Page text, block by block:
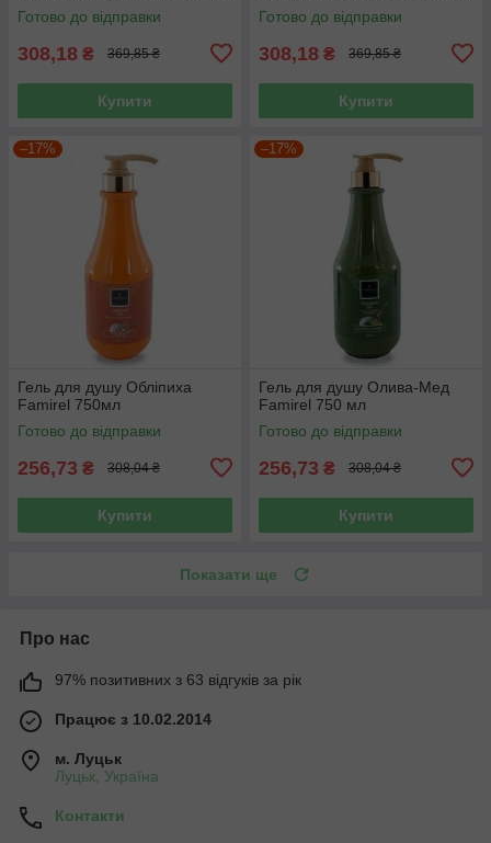
Готово до відправки
308,18 ₴ 369,85 ₴
Купити
Готово до відправки
308,18 ₴ 369,85 ₴
Купити
–17%
Гель для душу Обліпиха
Famirel 750мл
Готово до відправки
256,73 ₴ 308,04 ₴
Купити
–17%
Гель для душу Олива-Мед
Famirel 750 мл
Готово до відправки
256,73 ₴ 308,04 ₴
Купити
Показати ще
Про нас
97% позитивних з 63 відгуків за рік
Працює з 10.02.2014
м. Луцьк
Луцьк, Україна
Контакти